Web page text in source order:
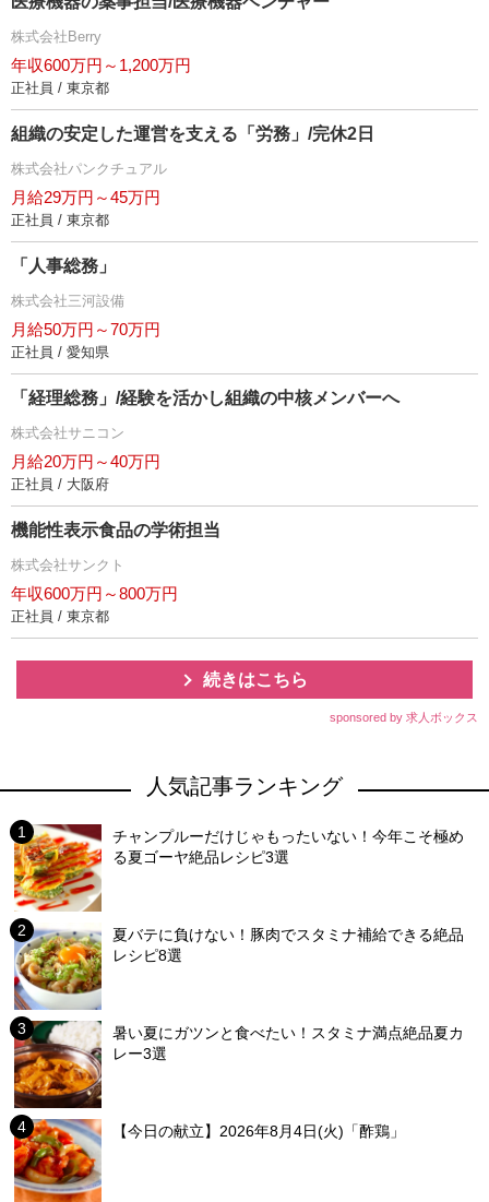
株式会社Berry
年収600万円～1,200万円
正社員 / 東京都
組織の安定した運営を支える「労務」/完休2日
株式会社パンクチュアル
月給29万円～45万円
正社員 / 東京都
「人事総務」
株式会社三河設備
月給50万円～70万円
正社員 / 愛知県
「経理総務」/経験を活かし組織の中核メンバーへ
株式会社サニコン
月給20万円～40万円
正社員 / 大阪府
機能性表示食品の学術担当
株式会社サンクト
年収600万円～800万円
正社員 / 東京都
続きはこちら
sponsored by 求人ボックス
人気記事ランキング
チャンプルーだけじゃもったいない！今年こそ極め
る夏ゴーヤ絶品レシピ3選
夏バテに負けない！豚肉でスタミナ補給できる絶品
レシピ8選
暑い夏にガツンと食べたい！スタミナ満点絶品夏カ
レー3選
【今日の献立】2026年8月4日(火)「酢鶏」